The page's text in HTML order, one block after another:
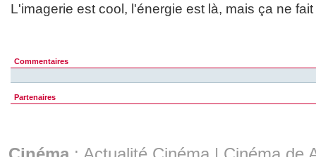
L'imagerie est cool, l'énergie est là, mais ça ne
Commentaires
Partenaires